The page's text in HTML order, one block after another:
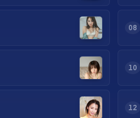
08
10
12